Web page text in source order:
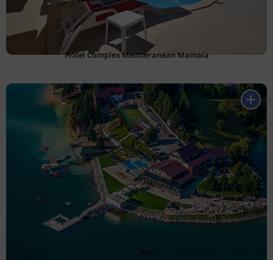
Hotel Complex Mediteranean Mamaia